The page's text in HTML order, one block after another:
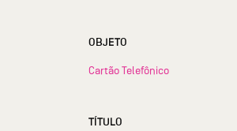
OBJETO
Cartão Telefônico
TÍTULO